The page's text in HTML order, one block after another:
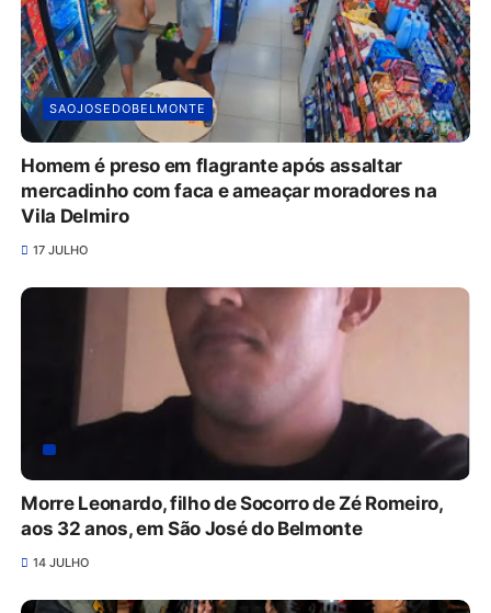
SAOJOSEDOBELMONTE
Homem é preso em flagrante após assaltar
mercadinho com faca e ameaçar moradores na
Vila Delmiro
17 JULHO
Morre Leonardo, filho de Socorro de Zé Romeiro,
aos 32 anos, em São José do Belmonte
14 JULHO